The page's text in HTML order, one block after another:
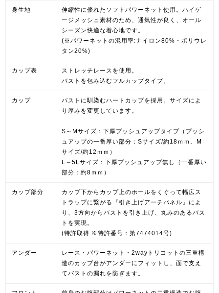
身生地
伸縮性に優れたソフトパワーネット使用。ハイゲ
ージメッシュ素材のため、通気性が良く、オール
シーズン快適な着心地です。
(※パワーネットの混用率:ナイロン80%・ポリウレ
タン20%)
カップ表
ストレッチレースを使用。
バストを包み込むフルカップタイプ。
カップ
バストに馴染むハートカップを採用。サイズによ
り厚みを変更しています。
S～Mサイズ：下厚プッシュアップタイプ（プッシ
ュアップの一番厚い部分：Sサイズ/約18ｍｍ、M
サイズ/約12ｍｍ）
L～5Lサイズ：下厚プッシュアップ無し（一番厚い
部分：約8ｍｍ）
カップ部分
カップ下からカップ上のホールをくぐって幅広ス
トラップに繋がる『引き上げアーチパネル』によ
り、3方向からバストを引き上げ、丸みのあるバス
トを実現。
(特許取得 ※特許番号：第7474014号)
アンダー
レース・パワーネット・2wayトリコットの三重構
造のカップ台がアンダーにフィットし、面で支え
てバストの漏れを防ぎます。